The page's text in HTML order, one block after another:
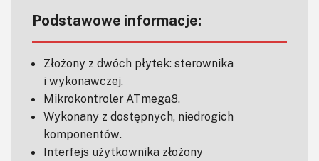
Podstawowe informacje:
Złożony z dwóch płytek: sterownika
i wykonawczej.
Mikrokontroler ATmega8.
Wykonany z dostępnych, niedrogich
komponentów.
Interfejs użytkownika złożony